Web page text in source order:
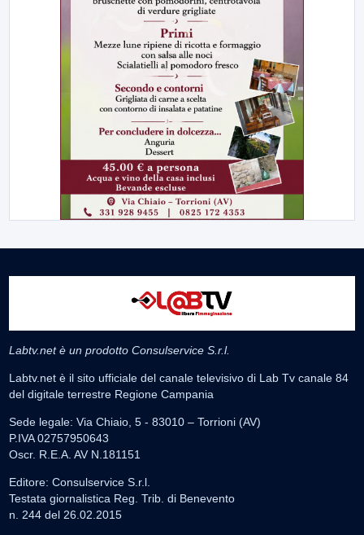
Labtv.net è un prodotto Consulservice S.r.l.
Labtv.net è il sito ufficiale del canale televisivo di Lab Tv canale 84
del digitale terrestre Regione Campania
Sede legale: Via Chiaio, 5 - 83010 – Torrioni (AV)
P.IVA 02757950643
Oscr. R.E.A. AV N.181151
Editore: Consulservice S.r.l.
Testata giornalistica Reg. Trib. di Benevento
n. 244 del 26.02.2015